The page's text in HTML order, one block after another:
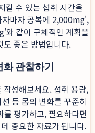
킬 수 있는 섭취 시간을
자마자 공복에 2,000mg',
와 같이 구체적인 계획을
좋은 방법입니다.
관찰하기
성해보세요. 섭취 용량,
등 몸의 변화를 꾸준히
평가하고, 필요하다면
중요한 자료가 됩니다.